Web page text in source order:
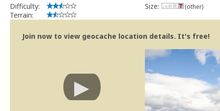
Difficulty:
Terrain:
Size: (other)
Join now to view geocache location details. It's free!